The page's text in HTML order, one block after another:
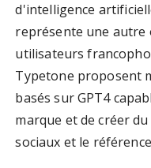
d'intelligence
représente une
utilisateurs
Typetone proposent
basés sur GPT4
marque et de créer
sociaux et le